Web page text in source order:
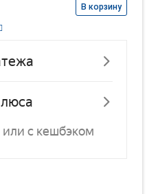
В корзину